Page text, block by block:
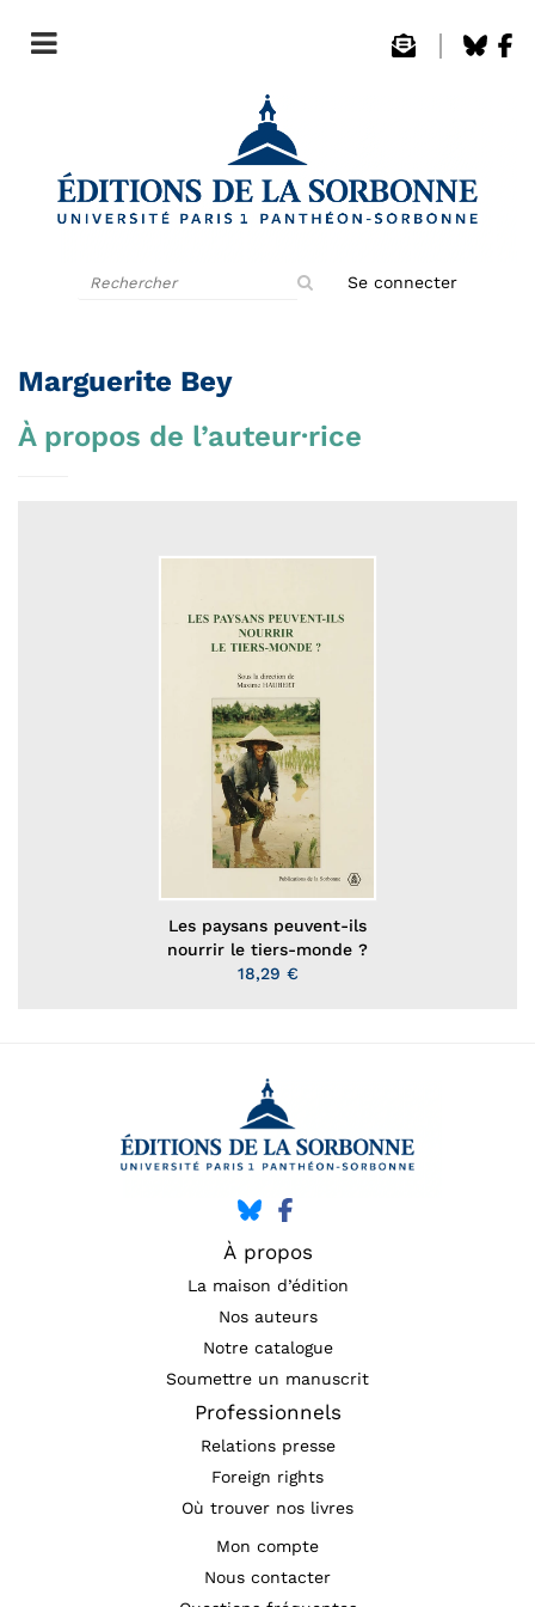
Se connecter
Marguerite Bey
À propos de l’auteur·rice
Les paysans peuvent-ils
nourrir le tiers-monde ?
18,29 €
À propos
La maison d’édition
Nos auteurs
Notre catalogue
Soumettre un manuscrit
Professionnels
Relations presse
Foreign rights
Où trouver nos livres
Mon compte
Nous contacter